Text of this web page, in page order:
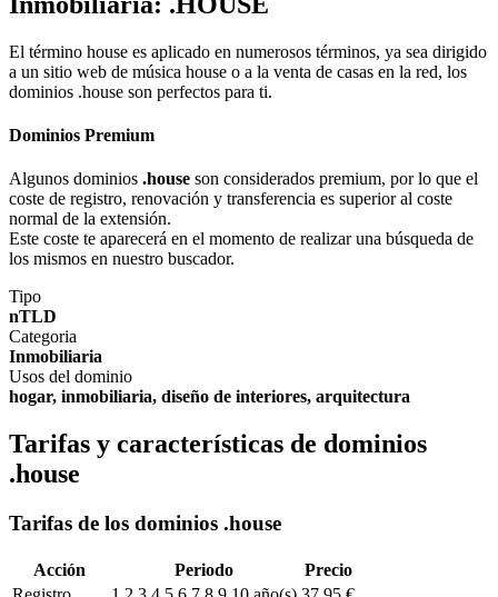
El término house es aplicado en numerosos términos, ya sea dirigido
a un sitio web de música house o a la venta de casas en la red, los
dominios .house son perfectos para ti.
Dominios Premium
Algunos dominios .house son considerados premium, por lo que el
coste de registro, renovación y transferencia es superior al coste
normal de la extensión.
Este coste te aparecerá en el momento de realizar una búsqueda de
los mismos en nuestro buscador.
Tipo
nTLD
Categoria
Inmobiliaria
Usos del dominio
hogar, inmobiliaria, diseño de interiores, arquitectura
Tarifas y características de dominios
.house
Tarifas de los dominios .house
Acción Periodo
Precio